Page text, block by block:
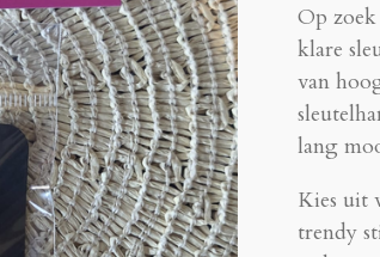
Op
klare
van
lang
Kies uit
trendy